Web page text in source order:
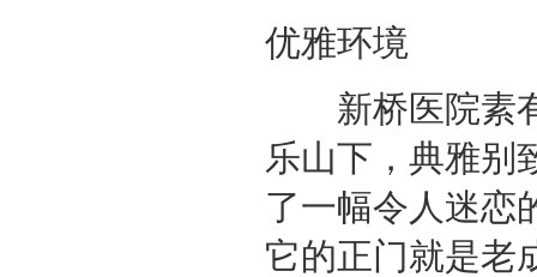
优雅环境
新桥医院素有
乐山下，典雅别
了一幅令人迷恋
它的正门就是老